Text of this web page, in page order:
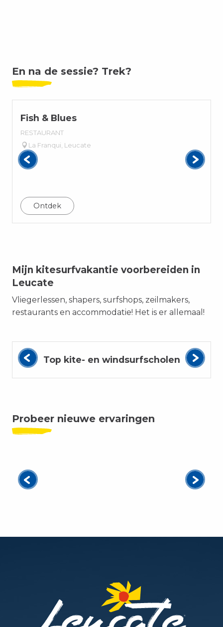
En na de sessie? Trek?
Fish & Blues
RESTAURANT
La Franqui, Leucate
Ontdek
Mijn kitesurfvakantie voorbereiden in
Leucate
Vliegerlessen, shapers, surfshops, zeilmakers,
restaurants en accommodatie! Het is er allemaal!
Top kite- en windsurfscholen
Probeer nieuwe ervaringen
Accommodatie dicht bij de plekken